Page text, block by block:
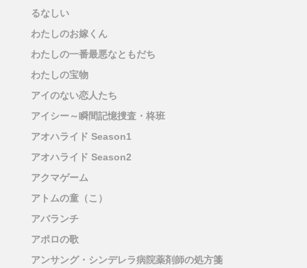
るなしい
わたしのお嫁くん
わたしの一番最悪なともだち
わたしの宝物
アイのない恋人たち
アイシー～瞬間記憶捜査・柊班
アオハライド Season1
アオハライド Season2
アクマゲーム
アトムの童（こ）
アバランチ
アポロの歌
アンサング・シンデレラ病院薬剤師の処方箋